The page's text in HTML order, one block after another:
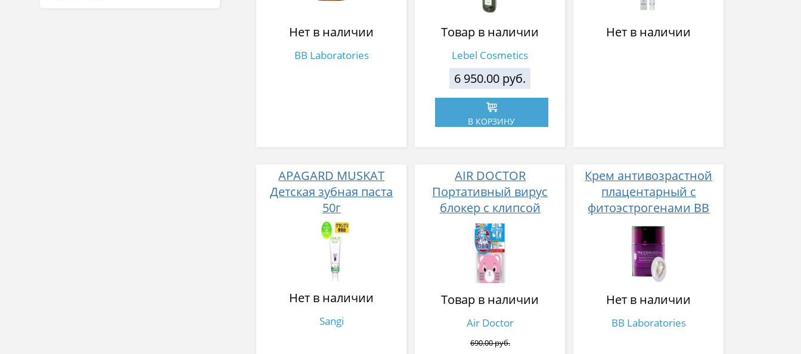
Нет в наличии
BB Laboratories
Товар в наличии
Lebel Cosmetics
6 950.00 руб.
В КОРЗИНУ
Нет в наличии
APAGARD MUSKAT
Детская зубная паста
50г
Нет в наличии
Sangi
AIR DOCTOR
Портативный вирус
блокер с клипсой
медведь
Товар в наличии
Air Doctor
690.00 руб.
Крем антивозрастной
плацентарный с
фитоэстрогенами BB
Laboratories Placen
EstraX Cream 30 г
Нет в наличии
BB Laboratories